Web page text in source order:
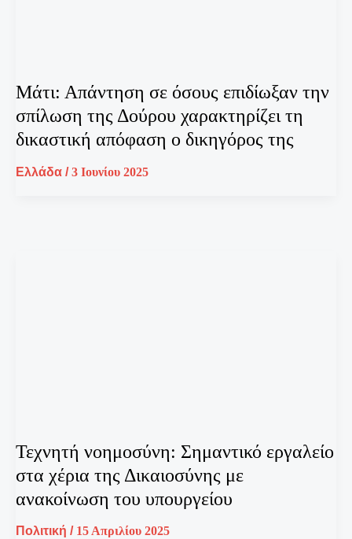
Μάτι: Απάντηση σε όσους επιδίωξαν την
σπίλωση της Δούρου χαρακτηρίζει τη
δικαστική απόφαση ο δικηγόρος της
Ελλάδα /3 Ιουνίου 2025
Τεχνητή νοημοσύνη: Σημαντικό εργαλείο
στα χέρια της Δικαιοσύνης με
ανακοίνωση του υπουργείου
Πολιτική / 15 Απριλίου 2025